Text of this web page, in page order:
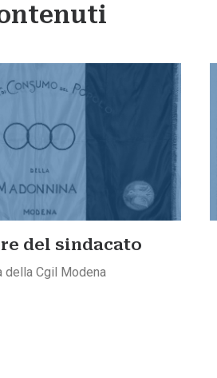
del sindacato
della Cgil Modena